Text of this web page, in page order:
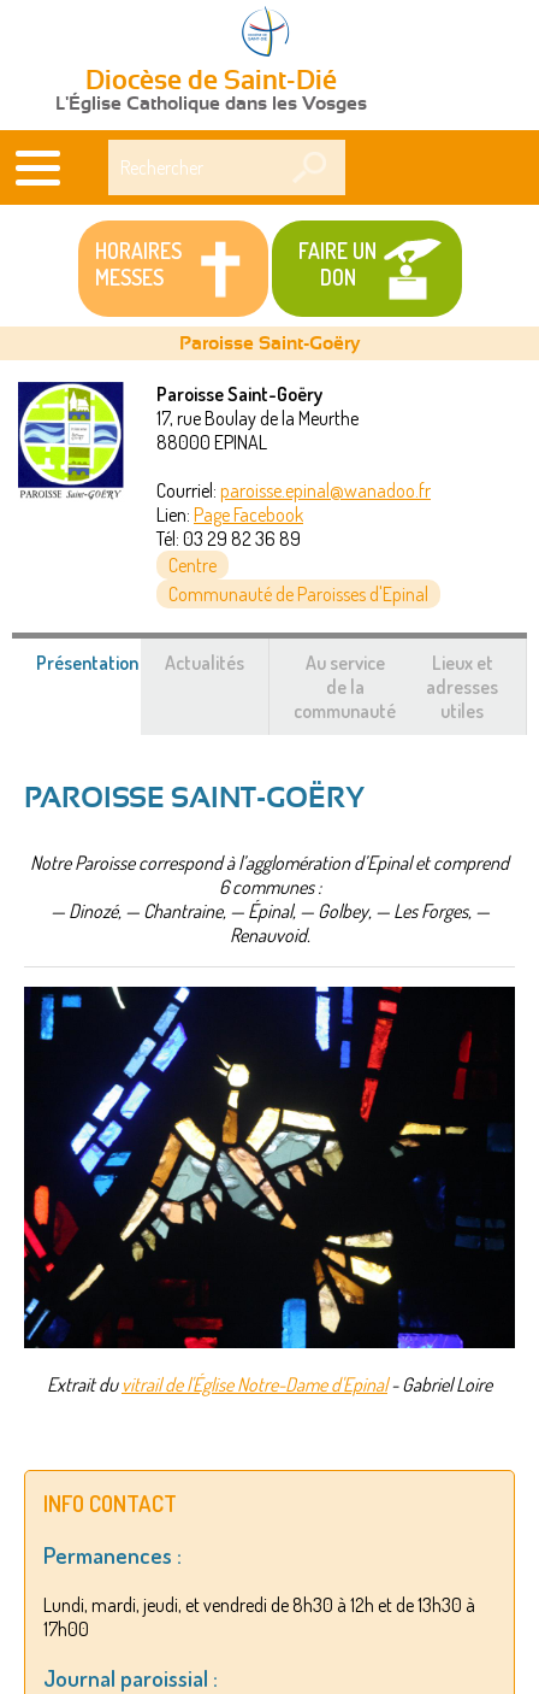
Diocèse de Saint-Dié
L'Église Catholique dans les Vosges
HORAIRES
MESSES
FAIRE UN
DON
Vous
êtes
Paroisse Saint-Goëry
Paroisse Saint-Goëry
17, rue Boulay de la Meurthe
88000 EPINAL
Courriel: paroisse.epinal@wanadoo.fr
Lien: Page Facebook
Tél: 03 29 82 36 89
Centre
Communauté de Paroisses d'Epinal
Présentation (onglet
Actualités
Au service
de la
communauté
Lieux et
adresses
utiles
PAROISSE SAINT-GOËRY
Notre Paroisse correspond à l’agglomération d’Epinal et comprend
6 communes :
— Dinozé, — Chantraine, — Épinal, — Golbey, — Les Forges, —
Renauvoid.
Extrait du vitrail de l'Église Notre-Dame d'Epinal- Gabriel Loire
INFO CONTACT
Permanences :
Lundi, mardi, jeudi, et vendredi de 8h30 à 12h et de 13h30 à
17h00
Journal paroissial :